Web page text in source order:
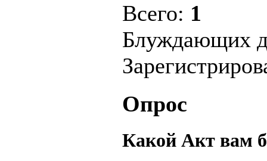
Всего: 1
Блуждающих
Опрос
Какой Акт вам